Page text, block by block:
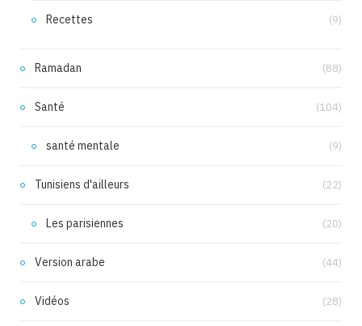
Recettes (9)
Ramadan (88)
Santé (104)
santé mentale (9)
Tunisiens d'ailleurs (22)
Les parisiennes (20)
Version arabe (44)
Vidéos (28)